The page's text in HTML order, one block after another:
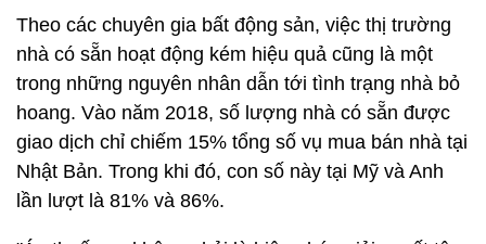
Theo các chuyên gia bất động sản, việc thị trường
nhà có sẵn hoạt động kém hiệu quả cũng là một
trong những nguyên nhân dẫn tới tình trạng nhà bỏ
hoang. Vào năm 2018, số lượng nhà có sẵn được
giao dịch chỉ chiếm 15% tổng số vụ mua bán nhà tại
Nhật Bản. Trong khi đó, con số này tại Mỹ và Anh
lần lượt là 81% và 86%.